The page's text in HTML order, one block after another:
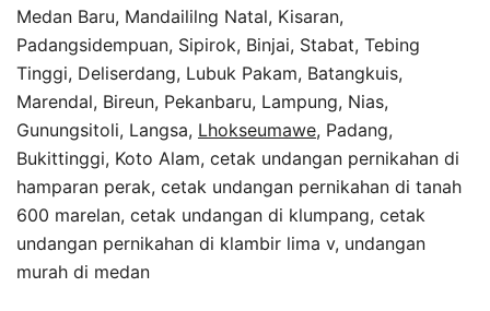
Medan Baru, Mandaililng Natal, Kisaran,
Padangsidempuan, Sipirok, Binjai, Stabat, Tebing
Tinggi, Deliserdang, Lubuk Pakam, Batangkuis,
Marendal, Bireun, Pekanbaru, Lampung, Nias,
Gunungsitoli, Langsa, Lhokseumawe, Padang,
Bukittinggi, Koto Alam, cetak undangan pernikahan di
hamparan perak, cetak undangan pernikahan di tanah
600 marelan, cetak undangan di klumpang, cetak
undangan pernikahan di klambir lima v, undangan
murah di medan